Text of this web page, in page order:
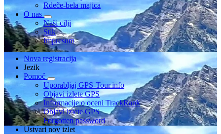
Rdeče-bela majica
O nas
Naši cilji
Stik
Impresum
Nova registracija
Jezik
Pomoč
Uporabljaj GPS-Tour.info
Objavi izlete GPS
Informacije o oceni TrackRank
Objavi izlete GPS
Forgotten password
Ustvari nov izlet